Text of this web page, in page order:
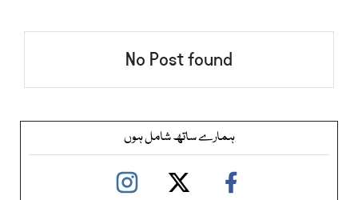
No Post found
ہمارے ساتھ شامل ہوں